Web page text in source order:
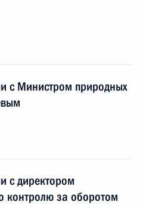
с Министром природных
с директором
контролю за оборотом